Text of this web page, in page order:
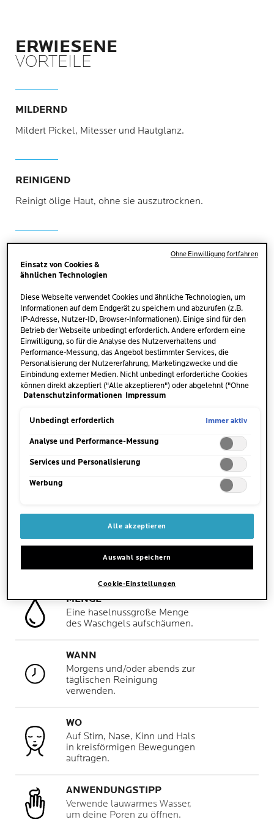
ERWIESENE
VORTEILE
MILDERND
Mildert Pickel, Mitesser und Hautglanz.
REINIGEND
Reinigt ölige Haut, ohne sie auszutrocknen.
Hinterlässt die Haut gereinigt und erfrischt.
ANWENDUNG
MENGE
Eine haselnussgroße Menge
des Waschgels aufschäumen.
WANN
Morgens und/oder abends zur
täglischen Reinigung
verwenden.
WO
Auf Stirn, Nase, Kinn und Hals
in kreisförmigen Bewegungen
auftragen.
ANWENDUNGSTIPP
Verwende lauwarmes Wasser,
um deine Poren zu öffnen.
Einsatz von Cookies &
ähnlichen Technologien
Diese Webseite verwendet Cookies und ähnliche Technologien, um
Informationen auf dem Endgerät zu speichern und abzurufen (z.B.
IP-Adresse, Nutzer-ID, Browser-Informationen). Einige sind für den
Betrieb der Webseite unbedingt erforderlich. Andere erfordern eine
Einwilligung, so für die Analyse des Nutzerverhaltens und
Performance-Messung, das Angebot bestimmter Services, die
Personalisierung der Nutzererfahrung, Marketingzwecke und die
Einbindung externer Medien. Nicht unbedingt erforderliche Cookies
können direkt akzeptiert ("Alle akzeptieren") oder abgelehnt ("Ohne
Einwilligung fortfahren") werden. Individuelle Anpassungen der
speichern"). Die Auswahl kann jederzeit unter dem Link "Cookie-
unsere Datenschutzinformationen.
Datenschutzinformationen Impressum
Unbedingt erforderlich Immer aktiv
Analyse und Performance-Messung
Services und Personalisierung
Werbung
Alle akzeptieren
Auswahl speichern
Cookie-Einstellungen
Ohne Einwilligung fortfahren